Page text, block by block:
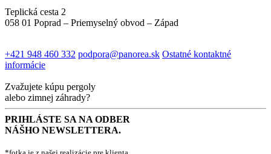
Teplická cesta 2
058 01 Poprad – Priemyselný obvod – Západ
+421 948 460 332 podpora@panorea.sk Ostatné kontaktné
informácie
Zvažujete kúpu pergoly
alebo zimnej záhrady?
PRIHLÁSTE SA NA ODBER
NÁŠHO NEWSLETTERA.